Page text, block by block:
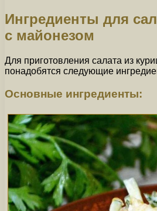
Ингредиенты для
с майонезом
Для приготовления салата из
понадобятся следующие
Основные ингредиенты: